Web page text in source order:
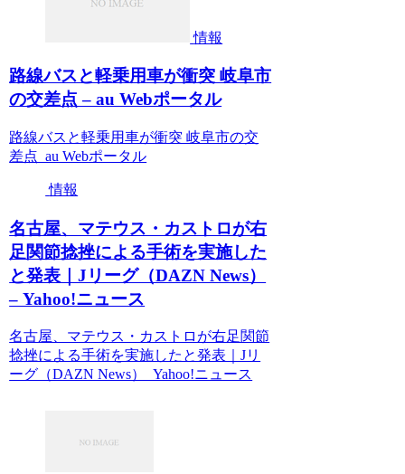
情報
路線バスと軽乗用車が衝突 岐阜市
の交差点 – au Webポータル
路線バスと軽乗用車が衝突 岐阜市の交
差点 au Webポータル
情報
名古屋、マテウス・カストロが右
足関節捻挫による手術を実施した
と発表｜Jリーグ（DAZN News）
– Yahoo!ニュース
名古屋、マテウス・カストロが右足関節
捻挫による手術を実施したと発表｜Jリ
ーグ（DAZN News） Yahoo!ニュース